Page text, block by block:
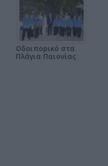
Οδοιπορικό στα
Πλάγια Παιονίας